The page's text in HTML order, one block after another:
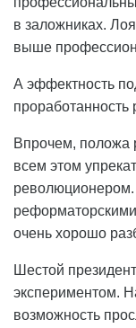
в заложниках.
выше
А эффектность
проработанность
Впрочем, положа
всем этом
очень хорошо
Шестой
экспериментом.
возможность